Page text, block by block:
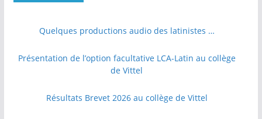
Quelques productions audio des latinistes …
Présentation de l’option facultative LCA-Latin au collège
de Vittel
Résultats Brevet 2026 au collège de Vittel